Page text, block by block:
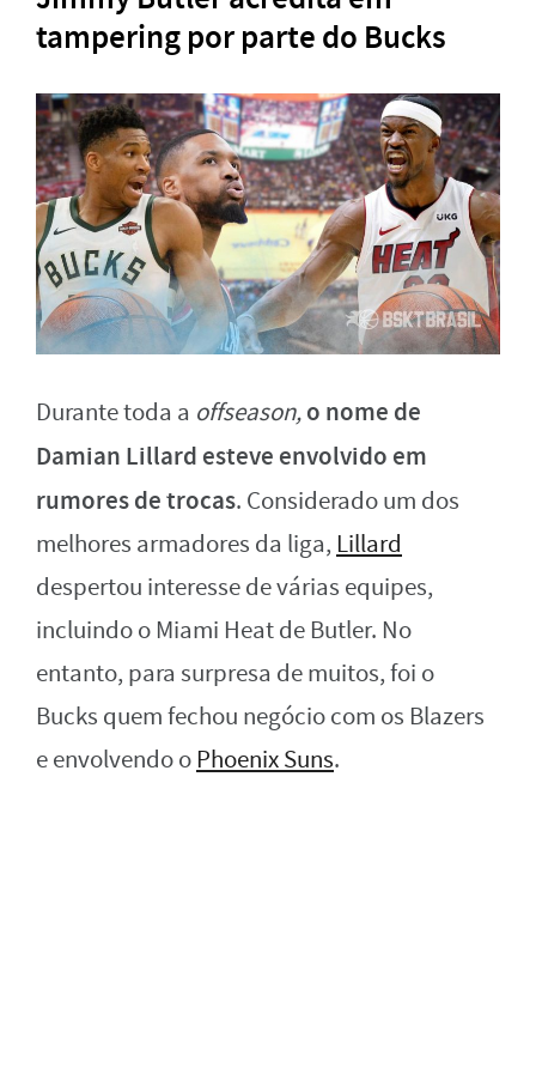
tampering por parte do Bucks
Durante toda a offseason,o nome de
Damian Lillard esteve envolvido em
rumores de trocas. Considerado um dos
melhores armadores da liga, Lillard
despertou interesse de várias equipes,
incluindo o Miami Heat de Butler. No
entanto, para surpresa de muitos, foi o
Bucks quem fechou negócio com os Blazers
e envolvendo oPhoenix Suns.